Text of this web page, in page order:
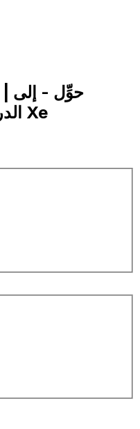
الدراهم الإماراتية | إكس إي Xe